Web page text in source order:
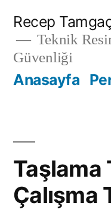
Recep
Teknik
Güvenliği
Anasayfa
Taşlama
Çalışma